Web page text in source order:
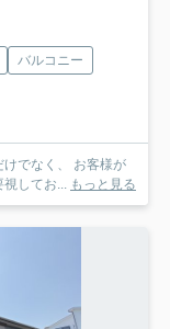
バルコニー
でなく、 お客様が
視してお... もっと見る